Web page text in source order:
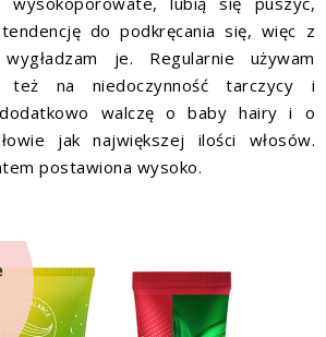
do podkręcania się, więc z
je. Regularnie używam
też na niedoczynność tarczycy i
walczę o baby hairy i o
jak największej ilości włosów.
postawiona wysoko.